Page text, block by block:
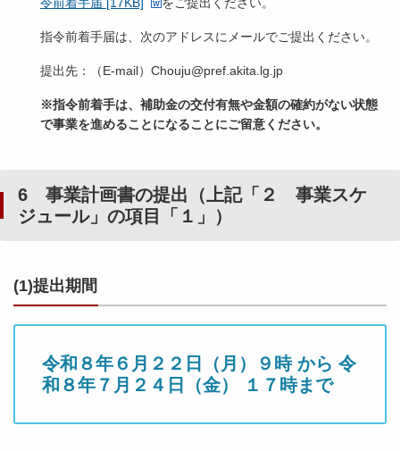
指令前着手届は、次のアドレスにメールでご提出ください。
提出先：（E-mail）Chouju@pref.akita.lg.jp
※指令前着手は、補助金の交付有無や金額の確約がない状態
で事業を進めることになることにご留意ください。
6 事業計画書の提出（上記「２ 事業スケ
ジュール」の項目「１」）
(1)提出期間
令和８年６月２２日（月）９時 から 令
和８年７月２４日（金） １７時まで